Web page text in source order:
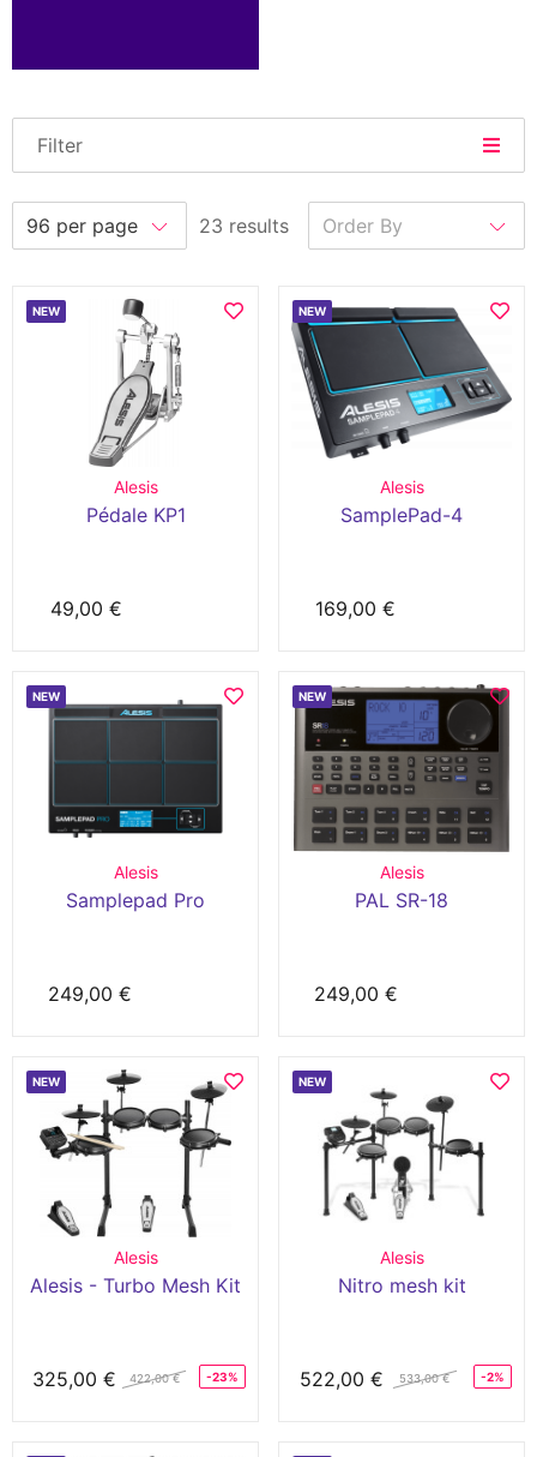
Filter
23 results
NEW
Alesis
Pédale KP1
49,00 €
NEW
Alesis
SamplePad-4
169,00 €
NEW
Alesis
Samplepad Pro
249,00 €
NEW
Alesis
PAL SR-18
249,00 €
NEW
Alesis
Alesis - Turbo Mesh Kit
325,00 € 422,00 € -23%
NEW
Alesis
Nitro mesh kit
522,00 € 533,00 € -2%